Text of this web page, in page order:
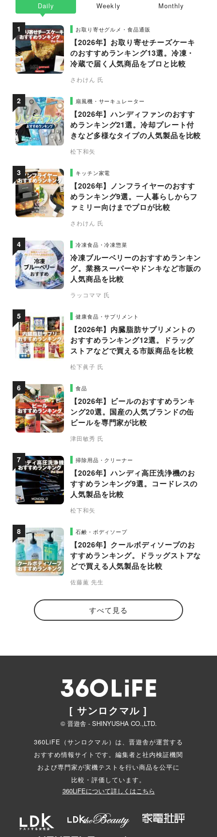
Daily
お取り寄せグルメ・食品通販
【2026年】お取り寄せチーズケーキ
のおすすめランキング13選。冷凍・
冷蔵で届く人気商品をプロと比較
さわけん 氏
扇風機・サーキュレーター
【2026年】ハンディファンのおすす
めランキング21選。冷却プレート付
きなど多様なタイプの人気製品を比較
松下和矢
キッチン家電
【2026年】ノンフライヤーのおすす
めランキング9選。一人暮らしからフ
ァミリー向けまでプロが比較
さわけん 氏
冷凍食品・冷凍惣菜
冷凍ブルーベリーのおすすめランキン
グ。業務スーパーやドンキなど市販の
人気商品を比較
ラッコママ 氏
健康食品・サプリメント
【2026年】内臓脂肪サプリメントの
おすすめランキング12選。ドラッグ
ストアなどで買える市販商品を比較
松下眞子 氏
食品
【2026年】ビールのおすすめランキ
ング20選。国産の人気ブランドの缶
ビールを専門家が比較
津田敏秀 氏
掃除用品・クリーナー
【2026年】ハンディ高圧洗浄機のお
すすめランキング9選。コードレスの
人気製品を比較
松下和矢
石鹸・ボディソープ
【2026年】クールボディソープのお
すすめランキング。ドラッグストアな
どで買える人気製品を比較
佐藤薫 先生
すべて見る
Weekly Monthly
[ サンロクマル ]
© 晋遊舎 - SHINYUSHA CO.,LTD.
360LiFE（サンロクマル）は、晋遊舎が運営する
おすすめ情報サイトです。編集者と社内検証機関
および専門家が実機テストを行い商品を公平に
比較・評価しています。
360LiFEについて詳しくはこちら